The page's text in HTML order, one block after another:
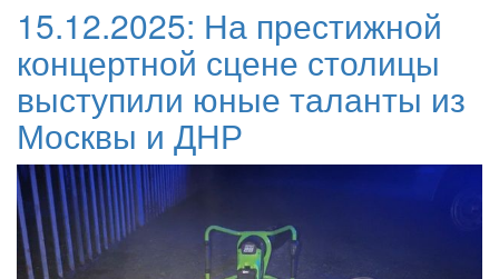
15.12.2025: На престижной
концертной сцене столицы
выступили юные таланты из
Москвы и ДНР